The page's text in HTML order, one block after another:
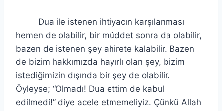
Dua ile istenen ihtiyacın karşılanması
hemen de olabilir, bir müddet sonra da olabilir,
bazen de istenen şey ahirete kalabilir. Bazen
de bizim hakkımızda hayırlı olan şey, bizim
istediğimizin dışında bir şey de olabilir.
Öyleyse; “Olmadı! Dua ettim de kabul
edilmedi!” diye acele etmemeliyiz. Çünkü Allah